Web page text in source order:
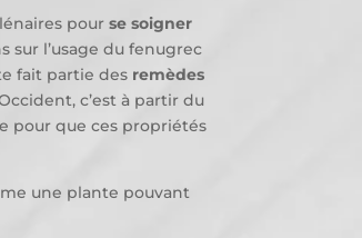
pourse soigner
sur l’usage du fenugrec
fait partie des remèdes
c’est à partir du
pour que ces propriétés
une plante pouvant